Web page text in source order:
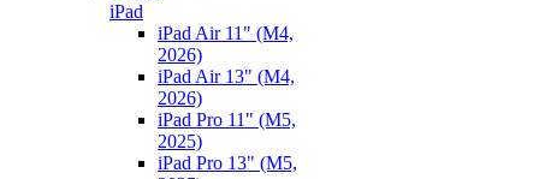
iPad
iPad Air 11" (M4,
2026)
iPad Air 13" (M4,
2026)
iPad Pro 11" (M5,
2025)
iPad Pro 13" (M5,